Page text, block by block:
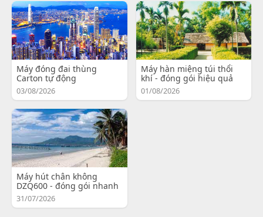
Máy đóng đai thùng
Carton tự động
03/08/2026
Máy hàn miệng túi thổi
khí - đóng gói hiệu quả
01/08/2026
Máy hút chân không
DZQ600 - đóng gói nhanh
31/07/2026